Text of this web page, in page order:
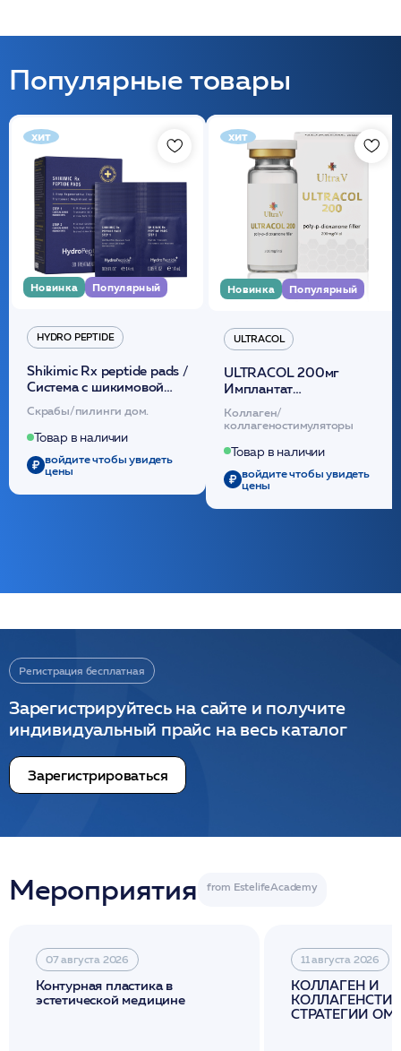
Популярные товары
хит
Новинка Популярный
HYDRO PEPTIDE
Shikimic Rx peptide pads /
Cистема с шикимовой
кислотой обновляющая
(30шт) /HP
Скрабы/пилинги дом.
Товар в наличии
войдите чтобы увидеть
цены
хит
Новинка Популярный
ULTRACOL
ULTRACOL 200мг
Имплантат
внутридермальный,
стерильный на основе
полидиоксанона
/ULTRACOL
Коллаген/
коллагеностимуляторы
Товар в наличии
войдите чтобы увидеть
цены
Регистрация бесплатная
Зарегистрируйтесь на сайте и получите
индивидуальный прайс на весь каталог
Зарегистрироваться
Мероприятия
07 августа 2026
Контурная пластика в
эстетической медицине
11 августа 2026
КОЛЛАГЕН И
СТРАТЕГИИ